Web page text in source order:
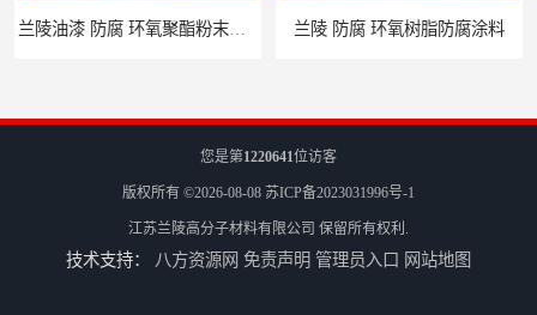
兰陵 防腐 环氧树脂防腐涂料
您是第1220641位访客
版权所有 ©2026-08-08 苏ICP备2023031996号-1
江苏兰陵高分子材料有限公司 保留所有权利.
技术支持： 八方资源网 免责声明 管理员入口 网站地图